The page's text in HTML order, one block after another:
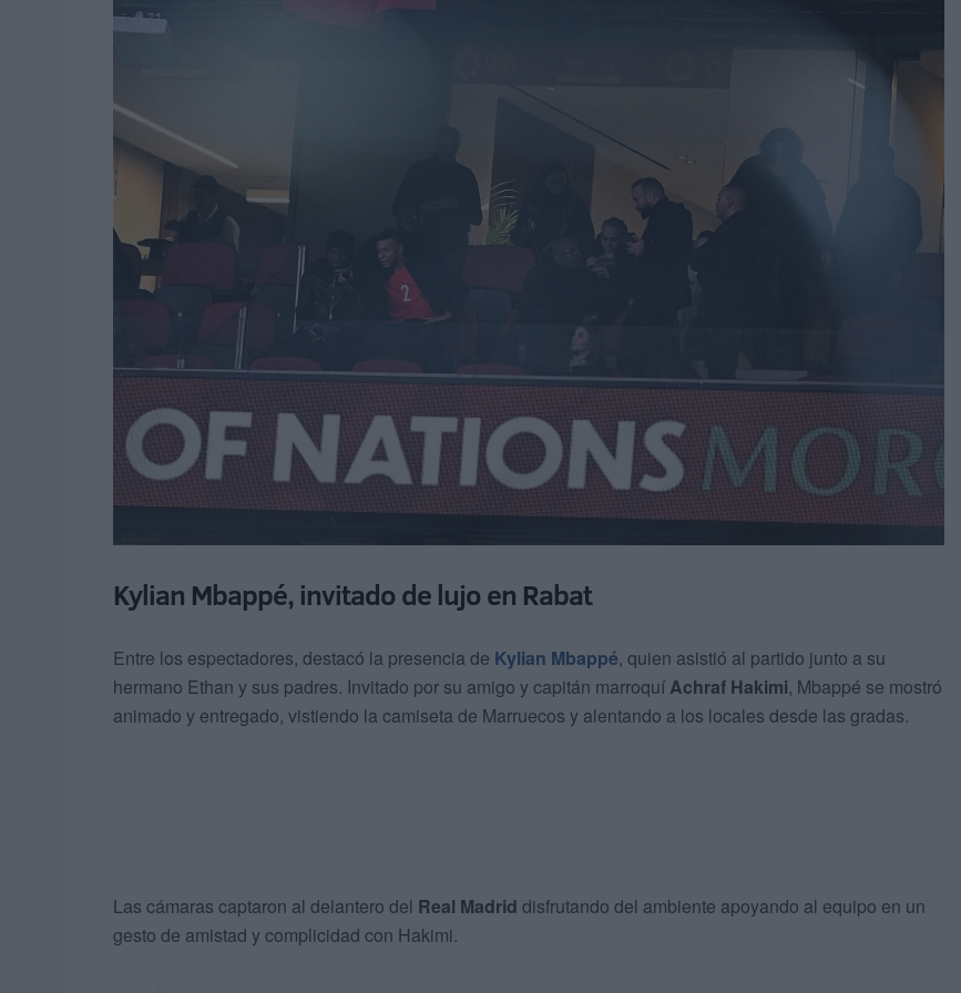
Kylian Mbappé, invitado de lujo en Rabat
Entre los espectadores, destacó la presencia de Kylian Mbappé, quien asistió al partido junto a su
hermano Ethan y sus padres. Invitado por su amigo y capitán marroquí Achraf Hakimi, Mbappé se mostró
animado y entregado, vistiendo la camiseta de Marruecos y alentando a los locales desde las gradas.
Las cámaras captaron al delantero del Real Madrid disfrutando del ambiente apoyando al equipo en un
gesto de amistad y complicidad con Hakimi.